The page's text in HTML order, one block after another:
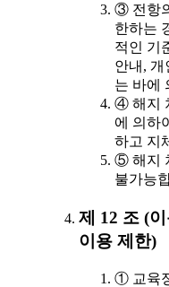
③ 전항
한하는
적인 기
안내,
는 바에
④ 해지
에 의하
하고 지
⑤ 해지
불가능
제 12 조 (
이용 제한)
① 교육